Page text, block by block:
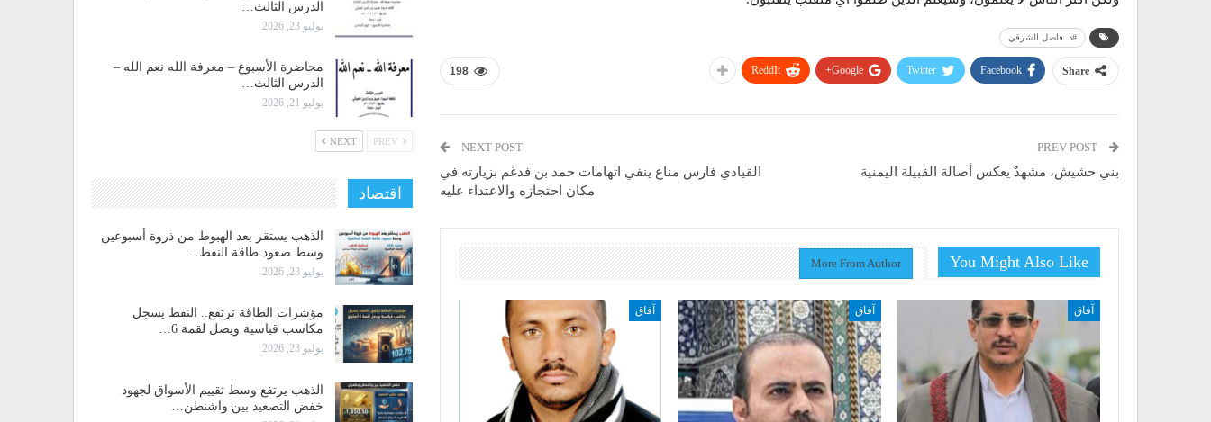
#د. فاضل الشرقي
198 Share
Facebook
Twitter
Google+
ReddIt
بني حشيش، مشهدٌ يعكس أصالة القبيلة اليمنية
NEXT POST
القيادي فارس مناع ينفي اتهامات حمد بن فدغم بزيارته في
مكان احتجازه والاعتداء عليه
You Might Also Like
More From Author
آفاق آفاق آفاق
الدرس الثالث…
يوليو 23, 2026
محاضرة الأسبوع – معرفة الله نعم الله –
الدرس الثالث…
يوليو 21, 2026
NEXT
اقتصاد
الذهب يستقر بعد الهبوط من ذروة أسبوعين
وسط صعود طاقة النفط…
يوليو 23, 2026
مؤشرات الطاقة ترتفع.. النفط يسجل
مكاسب قياسية ويصل لقمة 6…
يوليو 23, 2026
الذهب يرتفع وسط تقييم الأسواق لجهود
خفض التصعيد بين واشنطن…